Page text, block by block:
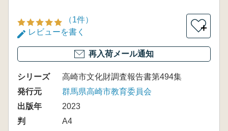
（1件）
レビューを書く
＋
再入荷メール通知
シリーズ
高崎市文化財調査報告書第494集
発行元
群馬県高崎市教育委員会
出版年
2023
判
A4